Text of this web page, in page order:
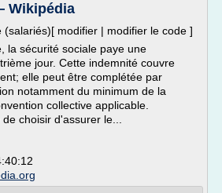
Wikipédia
(salariés)[ modifier | modifier le code ]
la sécurité sociale paye une
jour. Cette indemnité couvre
elle peut être complétée par
notamment du minimum de la
collective applicable.
choisir d'assurer le...